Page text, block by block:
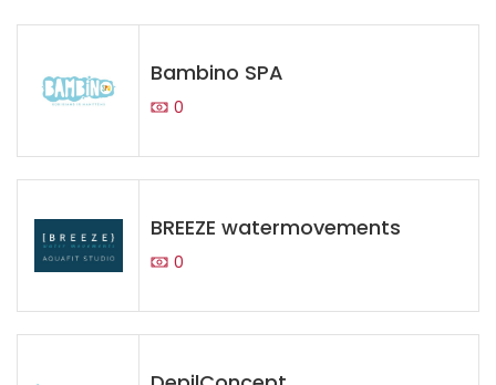
Bambino SPA
0
BREEZE watermovements
0